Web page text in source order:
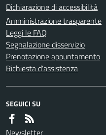
Dichiarazione di accessibilità
Amministrazione trasparente
Leggi le FAQ
Segnalazione disservizio
Prenotazione appuntamento
Richiesta d'assistenza
SEGUICI SU
Newsletter